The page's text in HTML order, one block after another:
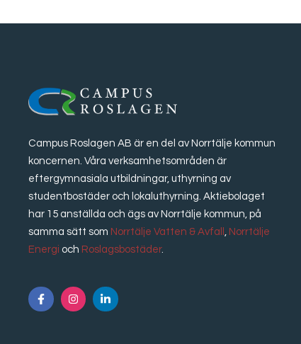
Campus Roslagen AB är en del av Norrtälje kommun
koncernen. Våra verksamhetsområden är
eftergymnasiala utbildningar, uthyrning av
studentbostäder och lokaluthyrning. Aktiebolaget
har 15 anställda och ägs av Norrtälje kommun, på
samma sätt som Norrtälje Vatten & Avfall
Norrtälje
Energi och Roslagsbostäder.